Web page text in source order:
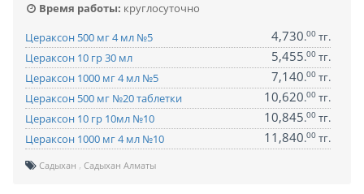
Время работы: круглосуточно
Цераксон 500 мг 4 мл №5
4,730.00 тг.
Цераксон 10 гр 30 мл
5,455.00 тг.
Цераксон 1000 мг 4 мл №5
7,140.00 тг.
Цераксон 500 мг №20 таблетки
10,620.00 тг.
Цераксон 10 гр 10мл №10
10,845.00 тг.
Цераксон 1000 мг 4 мл №10
11,840.00 тг.
Садыхан Садыхан Алматы